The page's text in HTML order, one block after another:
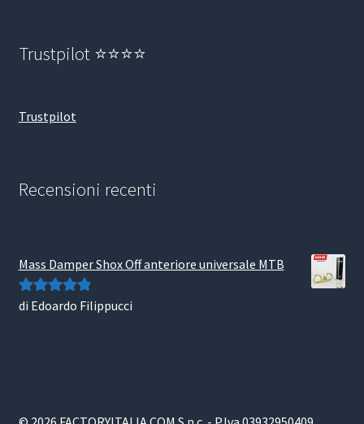
Trustpilot ⭐⭐⭐⭐
Trustpilot
Recensioni recenti
Mass Damper Shox Off anteriore universale MTB
Valutato5su
di Edoardo Filippucci